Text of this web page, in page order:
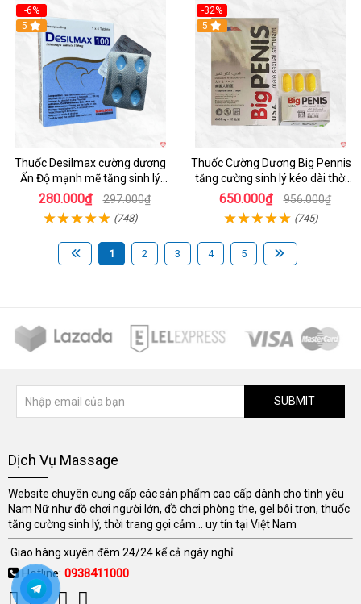
-6%
5
Thuốc Desilmax cường dương
Ấn Độ mạnh mẽ tăng sinh lý
nhanh
280.000₫ 297.000₫
(748)
-32%
5
Thuốc Cường Dương Big Pennis
tăng cường sinh lý kéo dài thời
gian
650.000₫ 956.000₫
(745)
1 2 3 4 5
SUBMIT
Dịch Vụ Massage
Website chuyên cung cấp các sản phẩm cao cấp dành cho tình yêu
Nam Nữ như đồ chơi người lớn, đồ chơi phòng the, gel bôi trơn, thuốc
tăng cường sinh lý, thời trang gợi cảm... uy tín tại Việt Nam
Giao hàng xuyên đêm 24/24 kể cả ngày nghỉ
Hotline: 0938411000